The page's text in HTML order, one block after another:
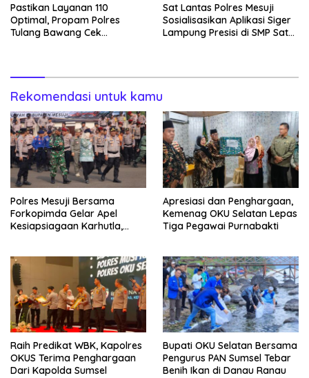
Pastikan Layanan 110
Optimal, Propam Polres
Tulang Bawang Cek
Sat Lantas Polres Mesuji
Sosialisasikan Aplikasi Siger
Lampung Presisi di SMP Satu
Rekomendasi untuk kamu
Polres Mesuji Bersama
Forkopimda Gelar Apel
Kesiapsiagaan Karhutla,
Apresiasi dan Penghargaan,
Kemenag OKU Selatan Lepas
Tiga Pegawai Purnabakti
Raih Predikat WBK, Kapolres
OKUS Terima Penghargaan
Dari Kapolda Sumsel
Bupati OKU Selatan Bersama
Pengurus PAN Sumsel Tebar
Benih Ikan di Danau Ranau